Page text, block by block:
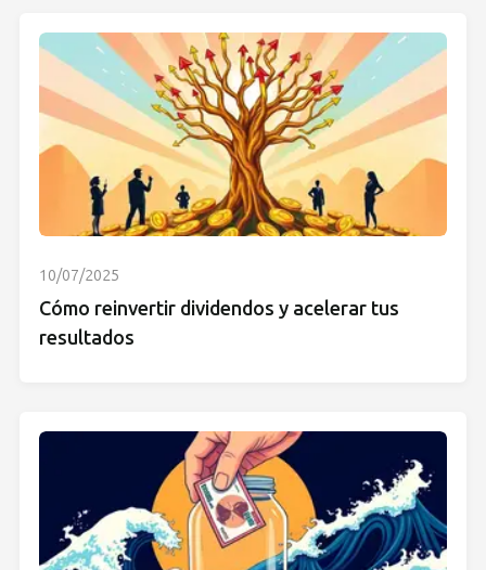
10/07/2025
Cómo reinvertir dividendos y acelerar tus
resultados